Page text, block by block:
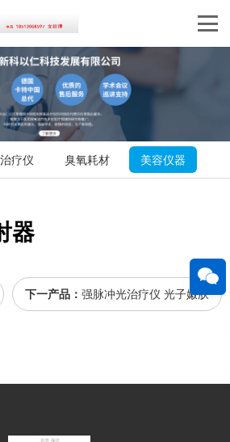
疗仪 臭氧耗材 美容仪器
器
下一产品： 强脉冲光治疗仪 光子嫩肤